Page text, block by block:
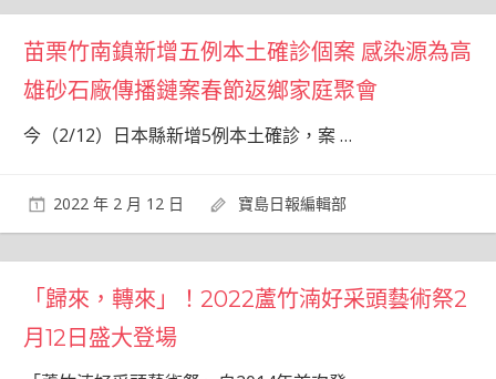
苗栗竹南鎮新增五例本土確診個案 感染源為高
雄砂石廠傳播鏈案春節返鄉家庭聚會
今（2/12）日本縣新增5例本土確診，案…
2022 年 2 月 12 日 寶島日報編輯部
「歸來，轉來」！2022蘆竹湳好采頭藝術祭2
月12日盛大登場